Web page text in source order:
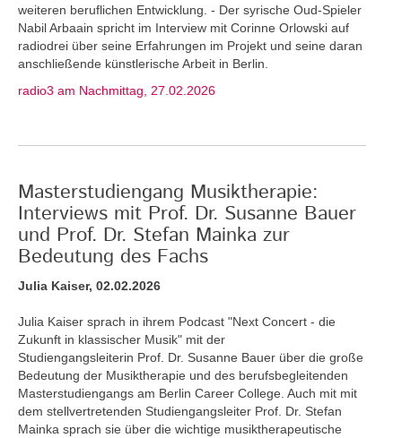
weiteren beruflichen Entwicklung. - Der syrische Oud-Spieler
Nabil Arbaain spricht im Interview mit Corinne Orlowski auf
radiodrei über seine Erfahrungen im Projekt und seine daran
anschließende künstlerische Arbeit in Berlin.
radio3 am Nachmittag, 27.02.2026
Masterstudiengang Musiktherapie:
Interviews mit Prof. Dr. Susanne Bauer
und Prof. Dr. Stefan Mainka zur
Bedeutung des Fachs
Julia Kaiser, 02.02.2026
Julia Kaiser sprach in ihrem Podcast "Next Concert - die
Zukunft in klassischer Musik" mit der
Studiengangsleiterin Prof. Dr. Susanne Bauer über die große
Bedeutung der Musiktherapie und des berufsbegleitenden
Masterstudiengangs am Berlin Career College. Auch mit mit
dem stellvertretenden Studiengangsleiter Prof. Dr. Stefan
Mainka sprach sie über die wichtige musiktherapeutische